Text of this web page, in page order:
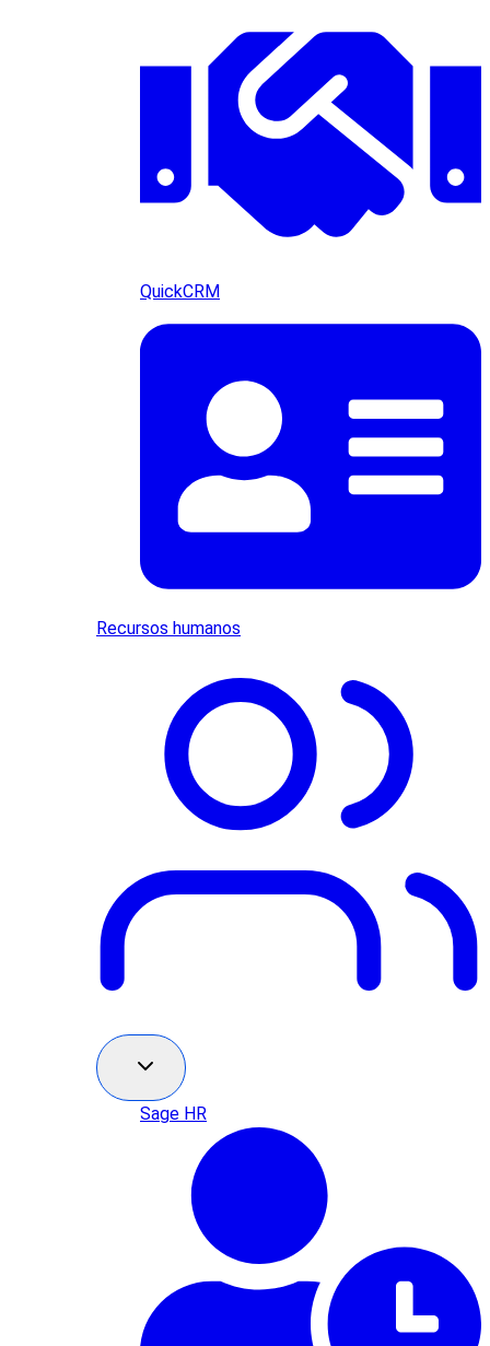
QuickCRM
Recursos humanos
Sage HR